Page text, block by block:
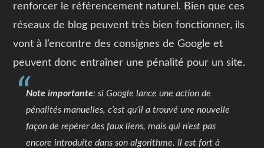
renforcer le référencement naturel. Bien que ces
réseaux de blog peuvent très bien fonctionner, ils
vont à l’encontre des consignes de Google et
peuvent donc entraîner une pénalité pour un site.
Note importante: si Google lance une action de
pénalités manuelles, c’est qu’il a trouvé une nouvelle
façon de repérer des faux liens, mais qui n’est pas
encore introduite dans son algorithme. Il est fort à